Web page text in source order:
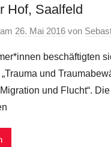
Hof, Saalfeld
26. Mai 2016 von
beschäftigten
und
und Flucht“.